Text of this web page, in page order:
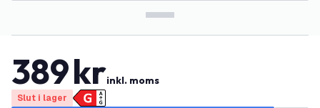
389krinkl. moms
Slut i lager